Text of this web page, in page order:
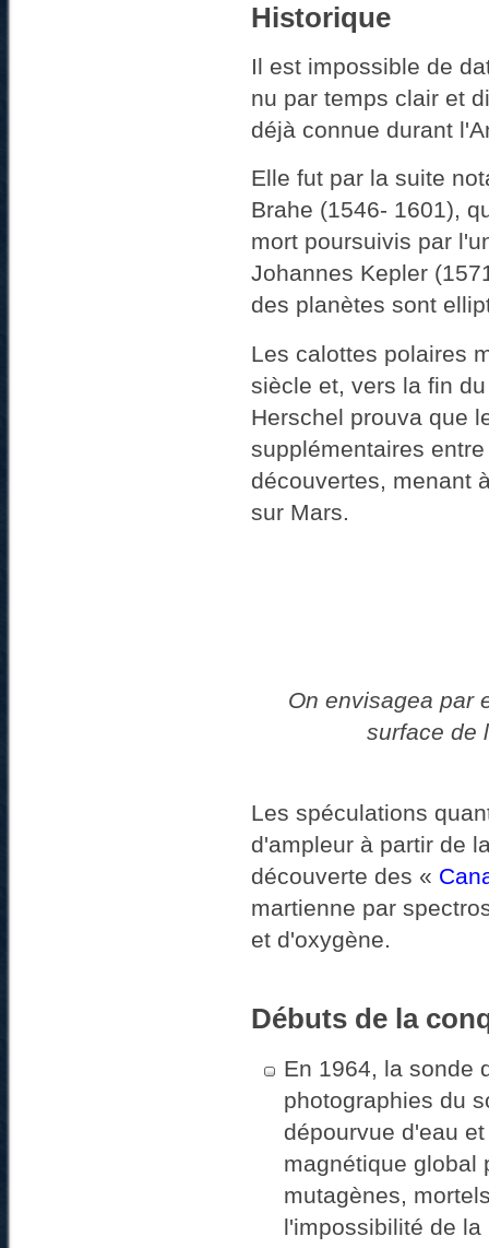
Historique
Il est impossible de
nu par temps clair et
déjà connue durant
Elle fut par la suite
Brahe (1546- 1601),
mort poursuivis par
Johannes Kepler
des planètes sont
Les calottes polaires
siècle et, vers la fin
Herschel prouva que
supplémentaires
découvertes, menant
sur Mars.
On envisagea par
surface de
Les spéculations
d'ampleur à partir de
découverte des «
martienne par
et d'oxygène.
Débuts de la
En 1964, la sonde
photographies du
dépourvue d'eau
magnétique global
mutagènes,
l'impossibilité de